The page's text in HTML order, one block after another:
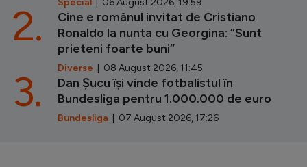
Special | 06 August 2026, 19:59
Cine e românul invitat de Cristiano
Ronaldo la nunta cu Georgina: ”Sunt
prieteni foarte buni”
Diverse | 08 August 2026, 11:45
2.
Dan Șucu își vinde fotbalistul în
Bundesliga pentru 1.000.000 de euro
Bundesliga | 07 August 2026, 17:26
3.